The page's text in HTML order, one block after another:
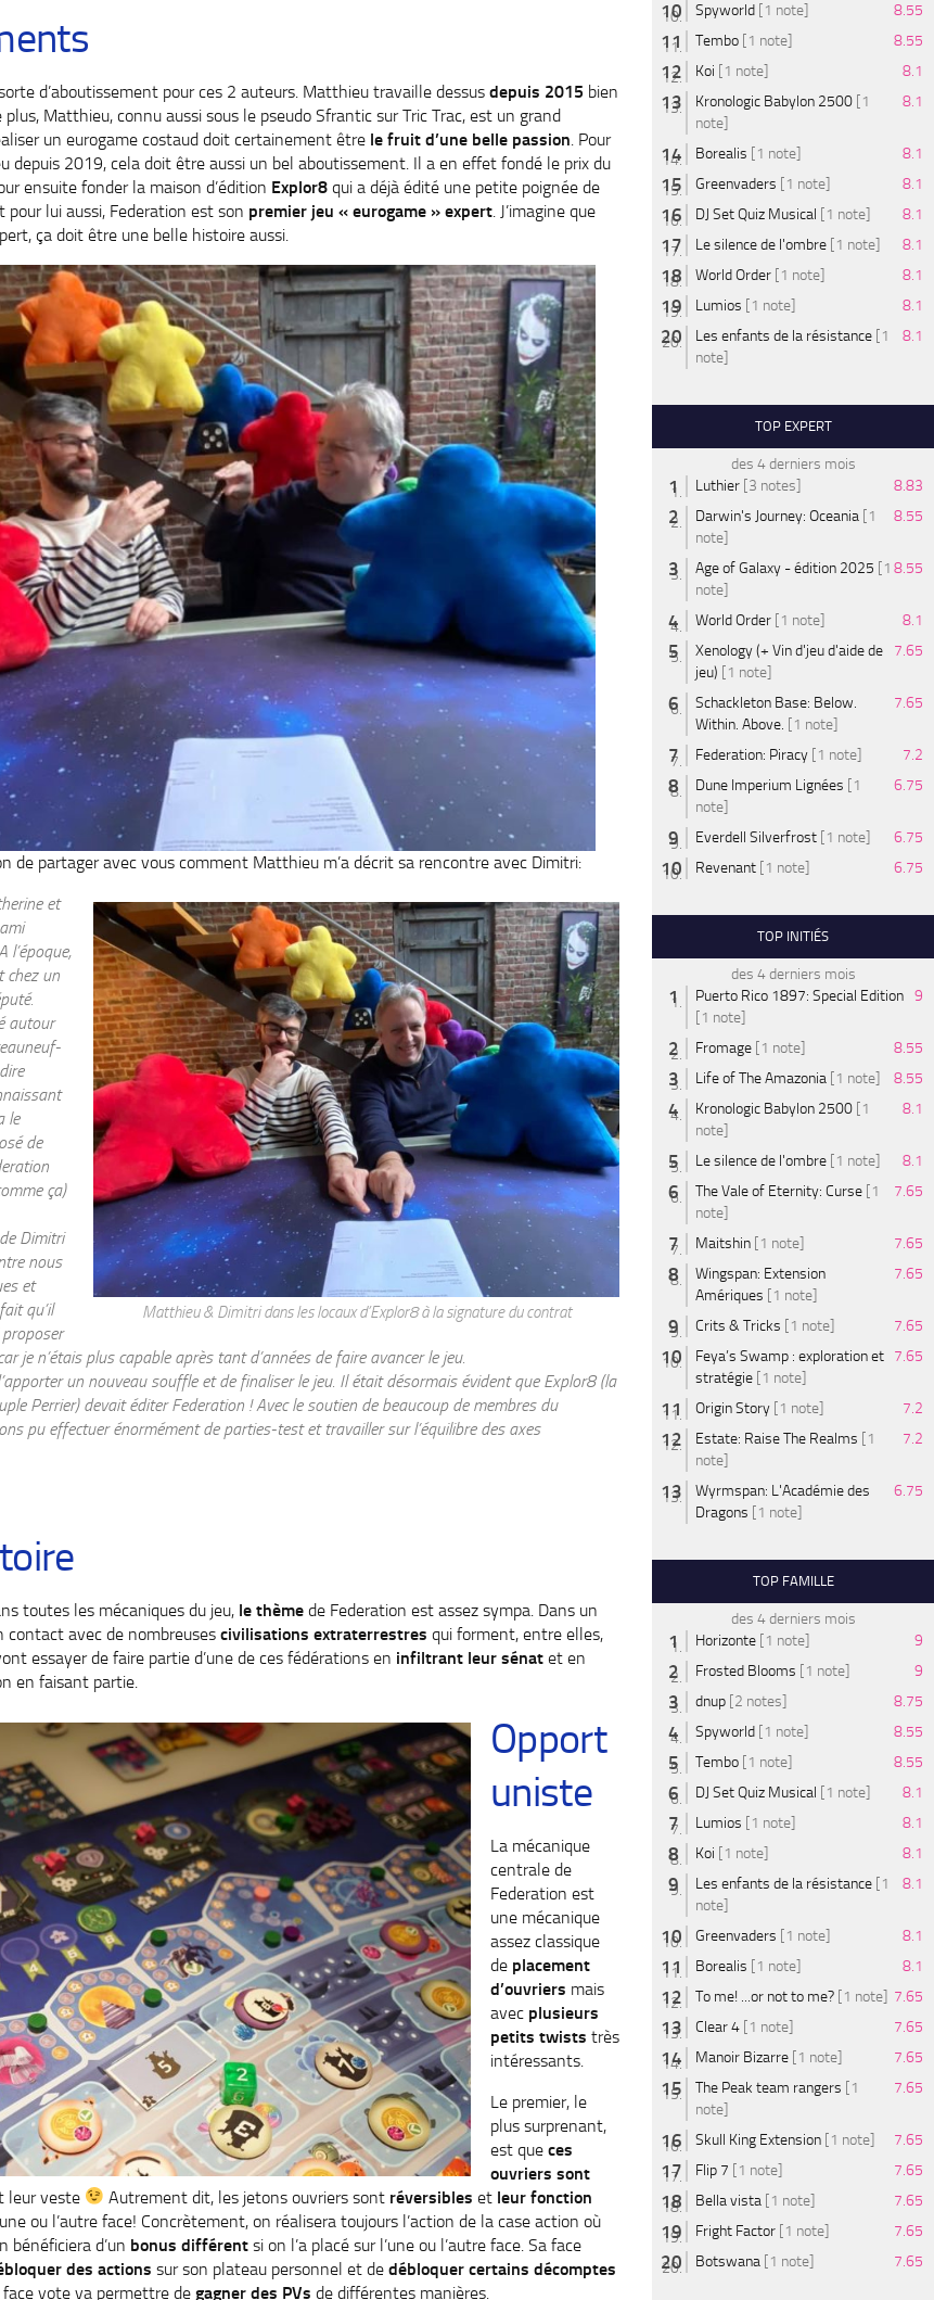
d’aboutissement pour ces 2 auteurs. Matthieu travaille dessus depuis 2015 bien
Matthieu, connu aussi sous le pseudo Sfrantic sur Tric Trac, est un grand
un eurogame costaud doit certainement être le fruit d’une belle passion. Pour
depuis 2019, cela doit être aussi un bel aboutissement. Il a en effet fondé le prix du
ensuite fonder la maison d’édition Explor8 qui a déjà édité une petite poignée de
pour lui aussi, Federation est son premier jeu « eurogame » expert. J’imagine que
ça doit être une belle histoire aussi.
de partager avec vous comment Matthieu m’a décrit sa rencontre avec Dimitri:
Matthieu & Dimitri dans les locaux d’Explor8 à la signature du contrat
et
l’époque,
chez un
autour
le
de
ça)
Dimitri
nous
et
qu’il
je n’étais plus capable après tant d’années de faire avancer le jeu.
un nouveau souffle et de finaliser le jeu. Il était désormais évident que Explor8 (la
Perrier) devait éditer Federation ! Avec le soutien de beaucoup de membres du
pu effectuer énormément de parties-test et travailler sur l’équilibre des axes
toutes les mécaniques du jeu, le thème de Federation est assez sympa. Dans un
avec de nombreuses civilisations extraterrestres qui forment, entre elles,
essayer de faire partie d’une de ces fédérations en infiltrant leur sénat et en
en faisant partie.
Opport
uniste
La mécanique
centrale de
Federation est
une mécanique
assez classique
de placement
d’ouvriers mais
avec plusieurs
petits twists très
intéressants.
Le premier, le
plus surprenant,
est que ces
ouvriers sont
leur veste Autrement dit, les jetons ouvriers sont réversibleset leur fonction
ou l’autre face! Concrètement, on réalisera toujours l’action de la case action où
bénéficiera d’un bonus différent si on l’a placé sur l’une ou l’autre face. Sa face
des actions sur son plateau personnel et de débloquer certains décomptes
vote va permettre de gagner des PVs de différentes manières.
Spyworld [1 note]
8.55
Tembo [1 note]
8.55
Koi [1 note]
8.1
Kronologic Babylon 2500 [1
note]
8.1
Borealis [1 note]
8.1
Greenvaders [1 note]
8.1
DJ Set Quiz Musical [1 note]
8.1
Le silence de l'ombre [1 note]
8.1
World Order [1 note]
8.1
Lumios [1 note]
8.1
Les enfants de la résistance [1
note]
8.1
TOP EXPERT
des 4 derniers mois
Luthier [3 notes]
8.83
Darwin's Journey: Oceania [1
note]
8.55
Age of Galaxy - édition 2025 [1
note]
8.55
World Order [1 note]
8.1
Xenology (+ Vin d'jeu d'aide de
jeu) [1 note]
7.65
Schackleton Base: Below.
Within. Above. [1 note]
7.65
Federation: Piracy [1 note]
7.2
Dune Imperium Lignées [1
note]
6.75
Everdell Silverfrost [1 note]
6.75
Revenant [1 note] 6.75
TOP INITIÉS
des 4 derniers mois
Puerto Rico 1897: Special Edition
[1 note]
9
Fromage [1 note]
8.55
Life of The Amazonia [1 note]
8.55
Kronologic Babylon 2500 [1
note]
8.1
Le silence de l'ombre [1 note]
8.1
The Vale of Eternity: Curse [1
note]
7.65
Maitshin [1 note]
7.65
Wingspan: Extension
Amériques [1 note]
7.65
Crits & Tricks [1 note]
7.65
Feya’s Swamp : exploration et
stratégie [1 note]
7.65
Origin Story [1 note]
7.2
Estate: Raise The Realms [1
note]
7.2
Wyrmspan: L'Académie des
Dragons [1 note]
6.75
TOP FAMILLE
des 4 derniers mois
Horizonte [1 note]
9
Frosted Blooms [1 note]
9
dnup [2 notes]
8.75
Spyworld [1 note]
8.55
Tembo [1 note]
8.55
DJ Set Quiz Musical [1 note]
8.1
Lumios [1 note]
8.1
Koi [1 note]
8.1
Les enfants de la résistance [1
note]
8.1
Greenvaders [1 note]
8.1
Borealis [1 note]
8.1
To me! ...or not to me? [1 note]
7.65
Clear 4 [1 note]
7.65
Manoir Bizarre [1 note]
7.65
The Peak team rangers [1
note]
7.65
Skull King Extension [1 note]
7.65
Flip 7 [1 note]
7.65
Bella vista [1 note]
7.65
Fright Factor [1 note]
7.65
Botswana [1 note] 7.65